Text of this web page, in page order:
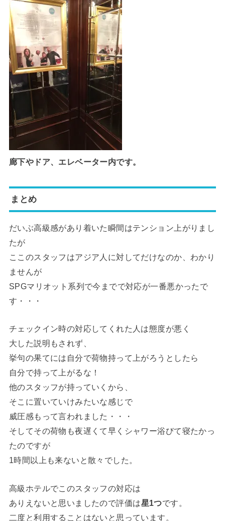
廊下やドア、エレベーター内です。
まとめ
だいぶ高級感があり着いた瞬間はテンション上がりまし
たが
ここのスタッフはアジア人に対してだけなのか、わかり
ませんが
SPGマリオット系列で今までで対応が一番悪かったで
す・・・
チェックイン時の対応してくれた人は態度が悪く
大した説明もされず、
挙句の果てには自分で荷物持って上がろうとしたら
自分で持って上がるな！
他のスタッフが持っていくから、
そこに置いていけみたいな感じで
威圧感もって言われました・・・
そしてその荷物も夜遅くて早くシャワー浴びて寝たかっ
たのですが
1時間以上も来ないと散々でした。
高級ホテルでこのスタッフの対応は
ありえないと思いましたので評価は星1つです。
二度と利用することはないと思っています。